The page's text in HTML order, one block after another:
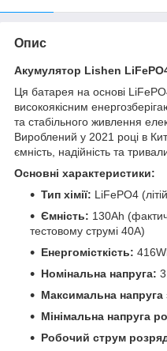
Опис
Акумулятор Lishen
Ця батарея на основі
високоякісним
та стабільного живлення
Вироблений у 2021 році в
ємність, надійність та
Основні характеристики:
Тип хімії: LiFePO4
Ємність: 130Ah
тестовому струмі 40А)
Енергомісткість:
Номінальна напруга:
Максимальна напруга
Мінімальна напруга
Робочий струм